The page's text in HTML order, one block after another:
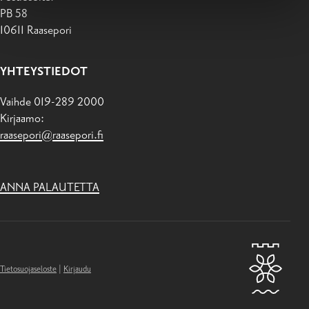
PB 58
10611 Raasepori
YHTEYSTIEDOT
Vaihde 019-289 2000
Kirjaamo:
raasepori@raasepori.fi
ANNA PALAUTETTA
Tietosuojaseloste Kirjaudu